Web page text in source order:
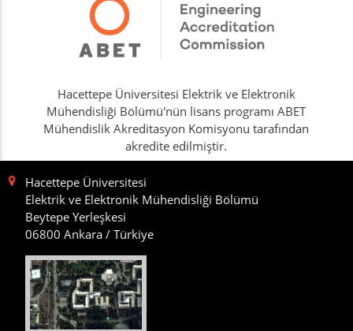
Hacettepe Üniversitesi Elektrik ve Elektronik
Mühendisliği Bölümü'nün lisans programı ABET
Mühendislik Akreditasyon Komisyonu tarafından
akredite edilmiştir.
Hacettepe Üniversitesi
Elektrik ve Elektronik Mühendisliği Bölümü
Beytepe Yerleşkesi
06800 Ankara / Türkiye